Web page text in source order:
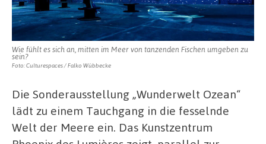
Wie fühlt es sich an, mitten im Meer von tanzenden Fischen umgeben zu
sein?
Foto: Culturespaces / Falko Wübbecke
Die Sonderausstellung „Wunderwelt Ozean“
lädt zu einem Tauchgang in die fesselnde
Welt der Meere ein. Das Kunstzentrum